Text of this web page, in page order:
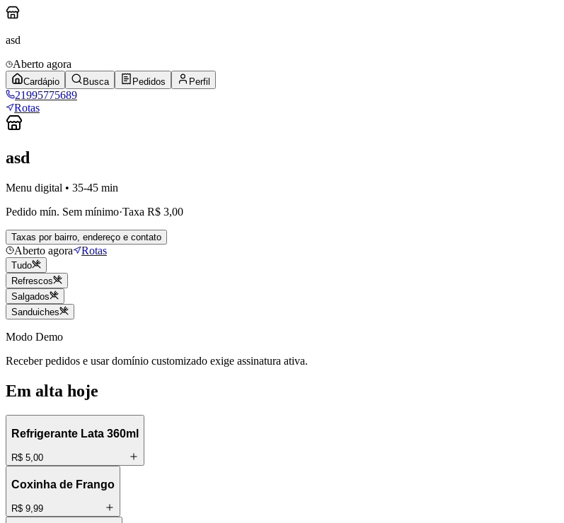
asd
Aberto agora
Cardápio Busca Pedidos Perfil
21995775689
Rotas
asd
Menu digital • 35-45 min
Pedido mín. Sem mínimo·Taxa R$ 3,00
Taxas por bairro, endereço e contato
Aberto agora Rotas
Tudo
Refrescos
Salgados
Sanduiches
Modo Demo
Receber pedidos e usar domínio customizado exige assinatura ativa.
Em alta hoje
Refrigerante Lata 360ml
R$ 5,00
Coxinha de Frango
R$ 9,99